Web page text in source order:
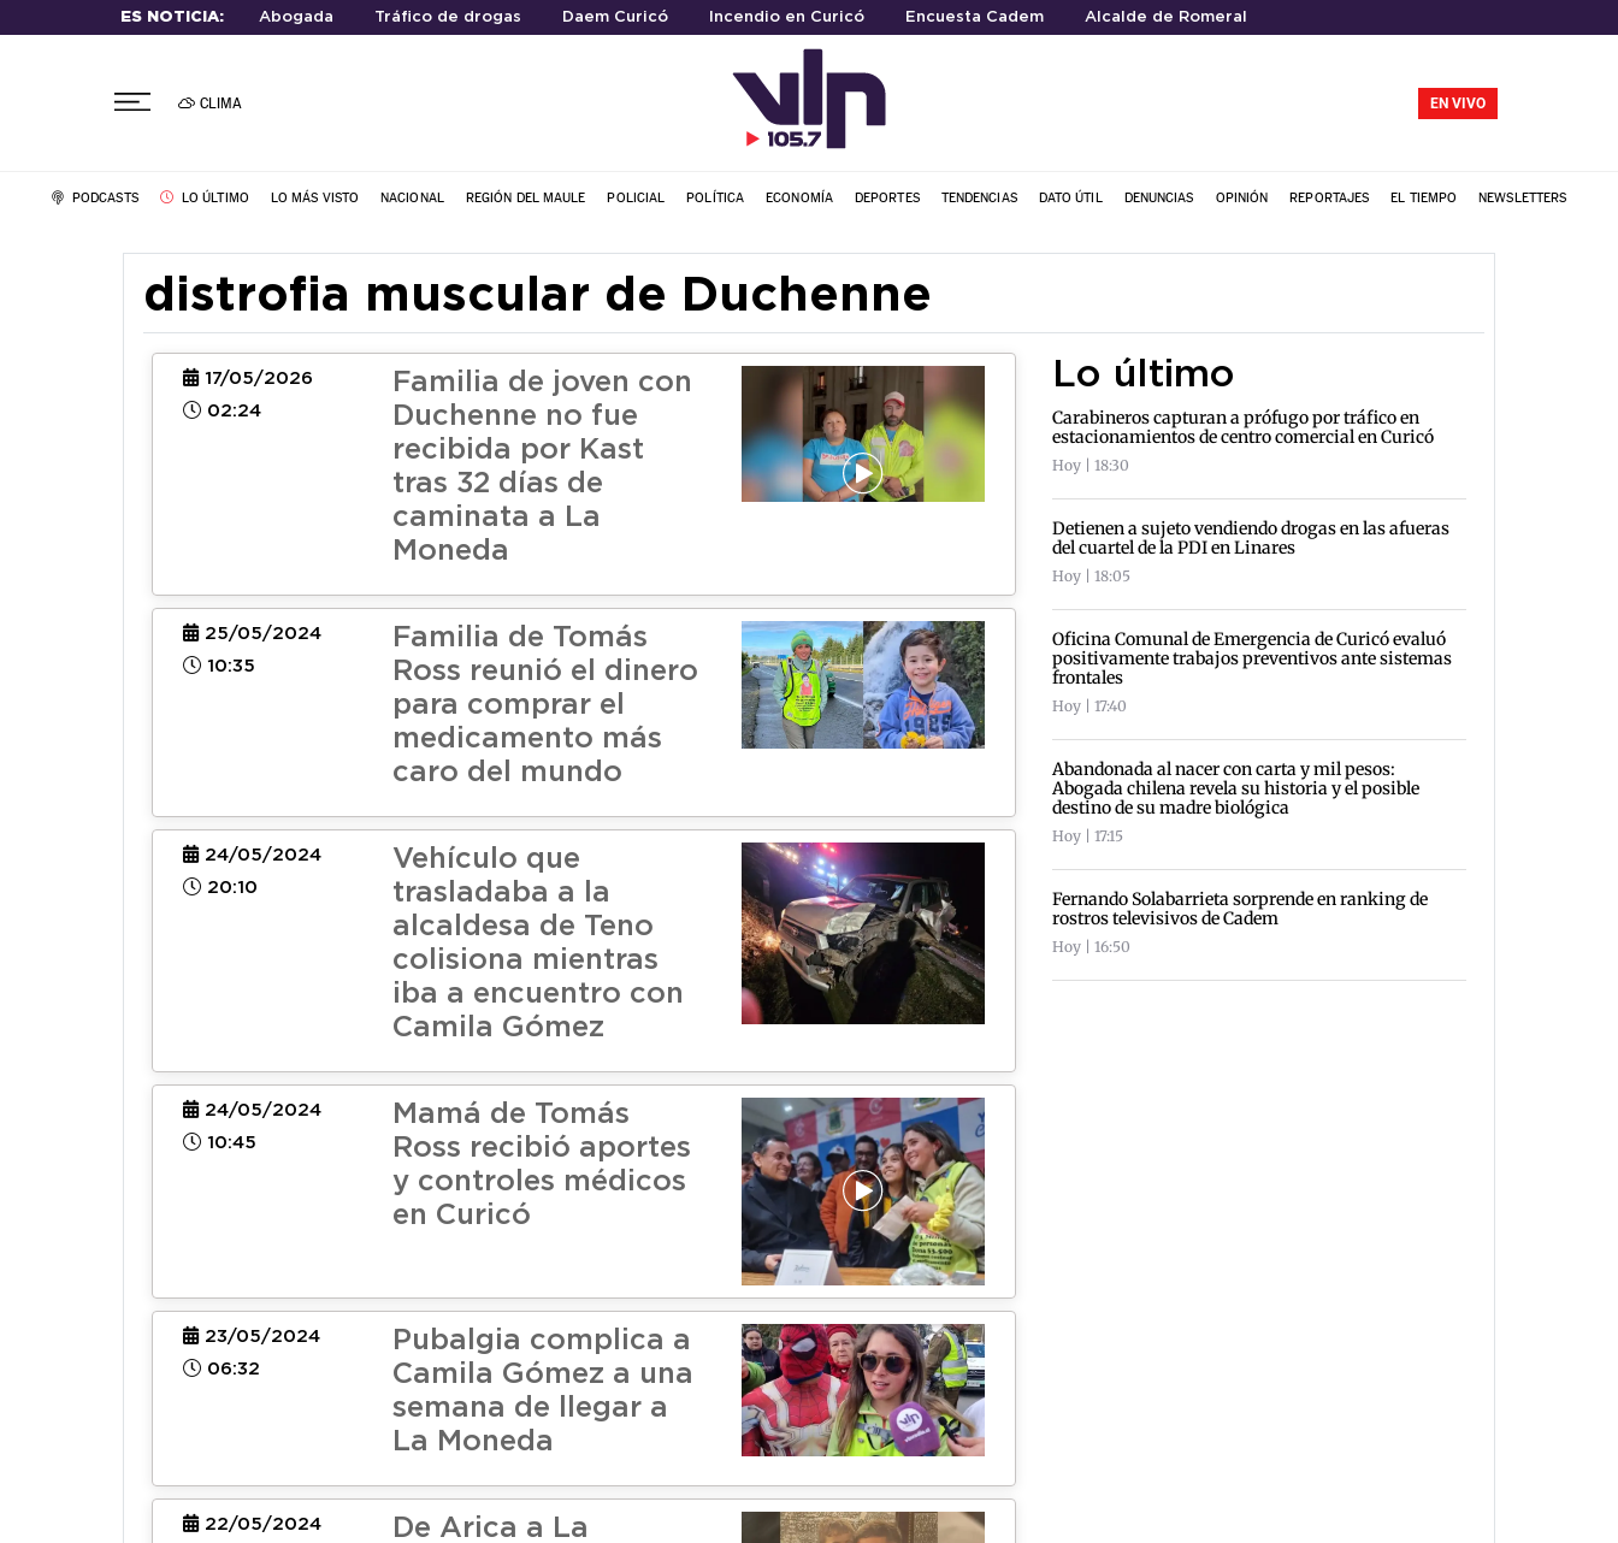
ES NOTICIA: Abogada Tráfico de drogas Daem Curicó Incendio en Curicó Encuesta Cadem Alcalde de Romeral
CLIMA EN VIVO
PODCASTS LO ÚLTIMO LO MÁS VISTO NACIONAL REGIÓN DEL MAULE POLICIAL POLÍTICA ECONOMÍA DEPORTES TENDENCIAS DATO ÚTIL DENUNCIAS OPINIÓN REPORTAJES EL TIEMPO NEWSLETTERS
distrofia muscular de Duchenne
17/05/2026
02:24
Familia de joven con
Duchenne no fue
recibida por Kast
tras 32 días de
caminata a La
Moneda
25/05/2024
10:35
Familia de Tomás
Ross reunió el dinero
para comprar el
medicamento más
caro del mundo
24/05/2024
20:10
Vehículo que
trasladaba a la
alcaldesa de Teno
colisiona mientras
iba a encuentro con
Camila Gómez
24/05/2024
10:45
Mamá de Tomás
Ross recibió aportes
y controles médicos
en Curicó
23/05/2024
06:32
Pubalgia complica a
Camila Gómez a una
semana de llegar a
La Moneda
22/05/2024
De Arica a La
Lo último
Carabineros capturan a prófugo por tráfico en
estacionamientos de centro comercial en Curicó
Hoy | 18:30
Detienen a sujeto vendiendo drogas en las afueras
del cuartel de la PDI en Linares
Hoy | 18:05
Oficina Comunal de Emergencia de Curicó evaluó
positivamente trabajos preventivos ante sistemas
frontales
Hoy | 17:40
Abandonada al nacer con carta y mil pesos:
Abogada chilena revela su historia y el posible
destino de su madre biológica
Hoy | 17:15
Fernando Solabarrieta sorprende en ranking de
rostros televisivos de Cadem
Hoy | 16:50